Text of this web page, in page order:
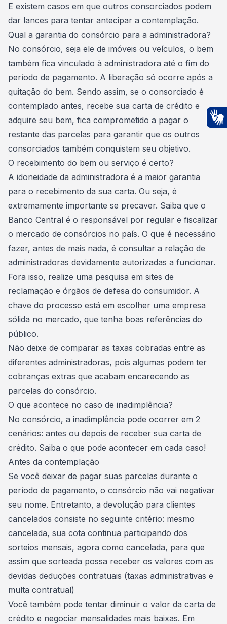
E existem casos em que outros consorciados podem
dar lances para tentar antecipar a contemplação.
Qual a garantia do consórcio para a administradora?
No consórcio, seja ele de imóveis ou veículos, o bem
também fica vinculado à administradora até o fim do
período de pagamento. A liberação só ocorre após a
quitação do bem. Sendo assim, se o consorciado é
contemplado antes, recebe sua carta de crédito e
adquire seu bem, fica comprometido a pagar o
restante das parcelas para garantir que os outros
consorciados também conquistem seu objetivo.
O recebimento do bem ou serviço é certo?
A idoneidade da administradora é a maior garantia
para o recebimento da sua carta. Ou seja, é
extremamente importante se precaver. Saiba que o
Banco Central é o responsável por regular e fiscalizar
o mercado de consórcios no país. O que é necessário
fazer, antes de mais nada, é consultar a relação de
administradoras devidamente autorizadas a funcionar.
Fora isso, realize uma pesquisa em sites de
reclamação e órgãos de defesa do consumidor. A
chave do processo está em escolher uma empresa
sólida no mercado, que tenha boas referências do
público.
Não deixe de comparar as taxas cobradas entre as
diferentes administradoras, pois algumas podem ter
cobranças extras que acabam encarecendo as
parcelas do consórcio.
O que acontece no caso de inadimplência?
No consórcio, a inadimplência pode ocorrer em 2
cenários: antes ou depois de receber sua carta de
crédito. Saiba o que pode acontecer em cada caso!
Antes da contemplação
Se você deixar de pagar suas parcelas durante o
período de pagamento, o consórcio não vai negativar
seu nome. Entretanto, a devolução para clientes
cancelados consiste no seguinte critério: mesmo
cancelada, sua cota continua participando dos
sorteios mensais, agora como cancelada, para que
assim que sorteada possa receber os valores com as
devidas deduções contratuais (taxas administrativas e
multa contratual)
Você também pode tentar diminuir o valor da carta de
crédito e negociar mensalidades mais baixas. Em